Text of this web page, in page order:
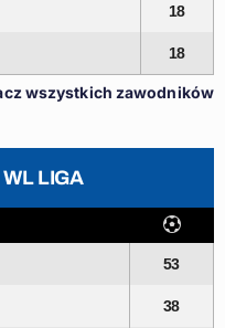
18
18
wszystkich zawodników
LIGA
53
38